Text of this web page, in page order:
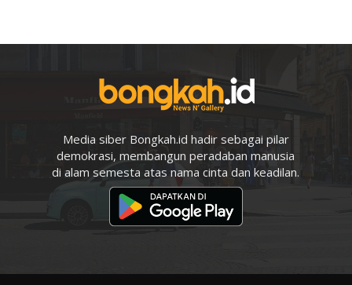
Media siber Bongkah.id hadir sebagai pilar
demokrasi, membangun peradaban manusia
di alam semesta atas nama cinta dan keadilan.